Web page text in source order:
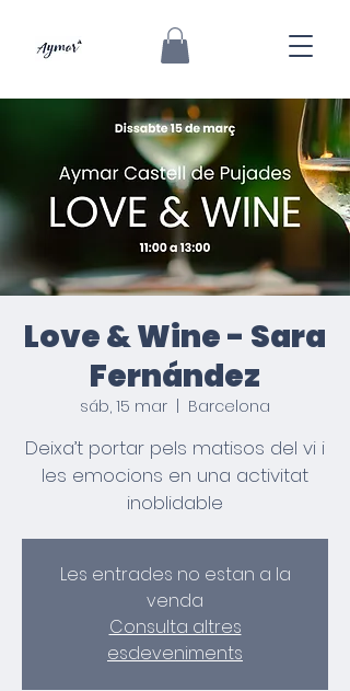
Love & Wine - Sara
Fernández
sáb, 15 mar Barcelona
Deixa’t portar pels matisos del vi i
les emocions en una activitat
inoblidable
Les entrades no estan a la
venda
Consulta altres
esdeveniments